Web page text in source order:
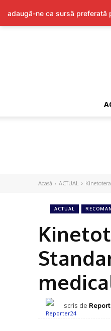
Acasă ACTUAL
ACTUAL
scris de
adaugă-ne ca sursă preferată